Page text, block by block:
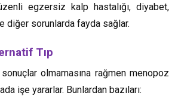
egzersiz kalp hastalığı, diyabet,
diğer sorunlarda fayda sağlar.
Tıp
olmamasına rağmen menopoz
işe yararlar. Bunlardan bazıları: